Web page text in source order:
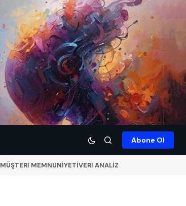
Abone Ol
MÜŞTERİ MEMNUNİYETİVERİ ANALİZ